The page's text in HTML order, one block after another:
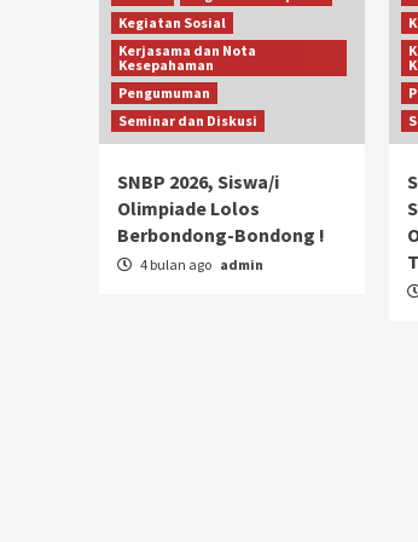
Kegiatan Sosial
Kerjasama dan Nota
Kesepahaman
Pengumuman
Seminar dan Diskusi
SNBP 2026, Siswa/i
Olimpiade Lolos
Berbondong-Bondong !
4 bulan ago admin